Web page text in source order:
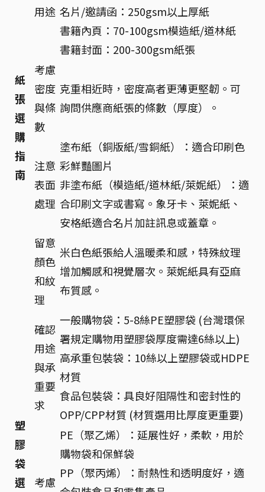
紙
張
選
購
指
南
用途 名片/邀請函：250gsm以上厚紙
書籍內頁：70-100gsm模造紙/道林紙
書籍封面：200-300gsm紙張
考慮
密度
與條
數
克重相近時，密度高者更薄更堅韌。可
詢問供應商紙張的條數（厚度）。
注意
表面
處理
塗布紙（銅版紙/雪銅紙）：適合印刷色
彩鮮豔圖片
非塗布紙（模造紙/道林紙/萊妮紙）：適
合印刷文字或書寫。象牙卡、萊妮紙、
安格紙適合名片加註訊息或蓋章。
留意
顏色
和紋
理
米白色紙張給人溫暖柔和感，特殊紋理
增加觸感和視覺層次。萊妮紙具有亞麻
布質感。
塑
膠
袋
選
確認
用途
與承
重要
求
一般購物袋：5-8絲PE塑膠袋 (台灣環保
署規定購物用塑膠袋厚度需達6絲以上)
高承重包裝袋：10絲以上塑膠袋或HDPE
材質
食品包裝袋：具良好阻隔性和密封性的
OPP/CPP材質 (材質選用比厚度更重要)
考慮
PE（聚乙烯）：延展性好，柔軟，用於
購物袋和保鮮袋
PP（聚丙烯）：耐熱性和透明度好，適